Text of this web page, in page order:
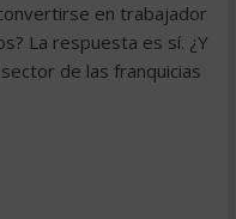
en trabajador
La respuesta es sí. ¿Y
de las franquicias